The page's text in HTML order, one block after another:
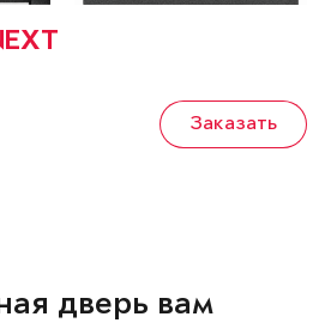
Заказать
дверь вам